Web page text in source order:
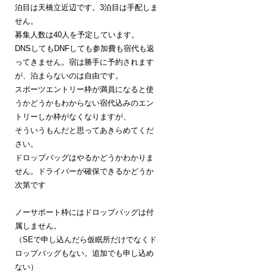
泊目は天橋立近辺です。3泊目は手配しま
せん。
募集人数は40人を予定しています。
DNSしてもDNFしても参加費も宿代も返
ってきません。宿は勝手に予約されます
が、泊まらないのは自由です。
スポーツエントリー枠が満員になると使
うかどうかもわからない宿代込みのエン
トリーしか枠がなくなりますが、
そういうもんだと思ってあきらめてくだ
さい。
ドロップバッグはやるかどうかわかりま
せん。ドライバーが確保できるかどうか
次第です
ノーサポート枠にはドロップバッグは付
属しません。
（SEで申し込んだら仮眠所だけでなくド
ロップバッグもない。追加でも申し込め
ない）